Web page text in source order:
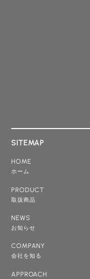
SITEMAP
HOME
ホーム
PRODUCT
取扱商品
NEWS
お知らせ
COMPANY
会社を知る
APPROACH